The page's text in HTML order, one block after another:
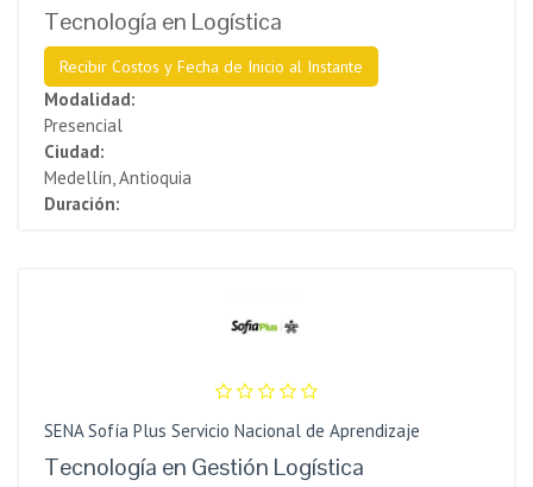
Tecnología en Logística
Recibir Costos y Fecha de Inicio al Instante
Modalidad:
Presencial
Ciudad:
Medellín, Antioquia
Duración:
SENA Sofía Plus Servicio Nacional de Aprendizaje
Tecnología en Gestión Logística